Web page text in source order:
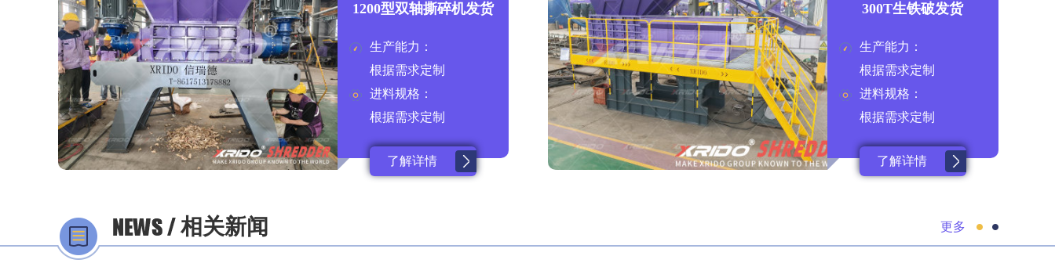
1200型双轴撕碎机发货
生产能力：
根据需求定制
进料规格：
根据需求定制
了解详情
300T生铁破发货
生产能力：
根据需求定制
进料规格：
根据需求定制
了解详情
相关新闻 更多